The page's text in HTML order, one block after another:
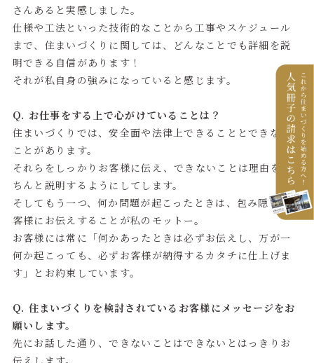
さんあると実感しました。
仕様や工法といった技術的なことから工事やスケジュール
まで、住まいづくりに関しては、どんなことでも詳細を説
明できる自信があります！
それが私自身の強みになっていると感じます。
Q. お仕事をする上で心がけていることは？
住まいづくりでは、安全面や法律上できることとできない
ことがあります。
それらをしっかりお客様に伝え、できないことは理由をき
ちんと説明するようにしてします。
そしてもう一つ、何か問題が起こったときは、包み隠さずお
客様にお伝えすることが私のモットー。
お客様には常に「何かあったときは必ずお伝えし、万が一
何か起こっても、必ずお客様が納得するカタチに仕上げま
す」とお約束しています。
Q. 住まいづくりを検討されているお客様にメッセージをお
願いします。
先にお話した通り、できないことはできないとはっきりお